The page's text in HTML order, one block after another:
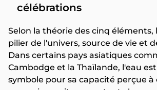
célébrations
Selon la théorie des cinq éléments,
pilier de l'univers, source de vie et
Dans certains pays asiatiques
Cambodge et la Thaïlande, l'eau
symbole pour sa capacité perçue à